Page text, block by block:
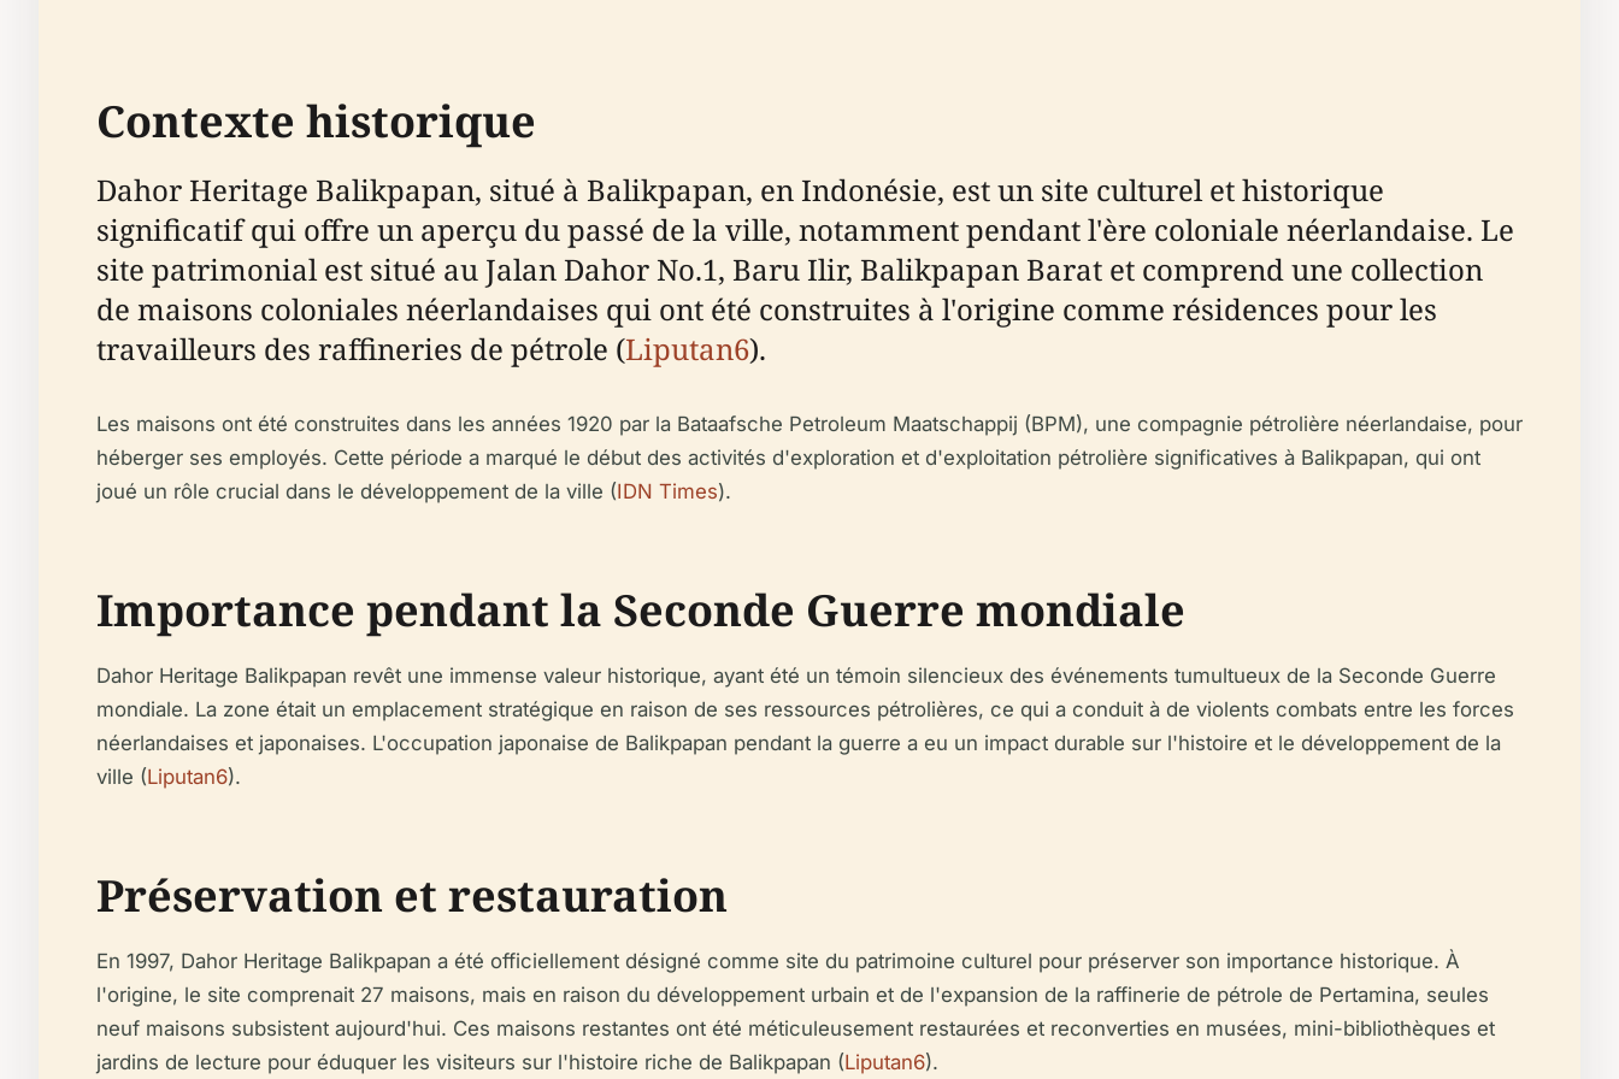
Contexte historique
Dahor Heritage Balikpapan, situé à Balikpapan, en Indonésie, est un site culturel et historique
significatif qui offre un aperçu du passé de la ville, notamment pendant l'ère coloniale néerlandaise. Le
site patrimonial est situé au Jalan Dahor No.1, Baru Ilir, Balikpapan Barat et comprend une collection
de maisons coloniales néerlandaises qui ont été construites à l'origine comme résidences pour les
travailleurs des raffineries de pétrole (Liputan6).
Les maisons ont été construites dans les années 1920 par la Bataafsche Petroleum Maatschappij (BPM), une compagnie pétrolière néerlandaise, pour
héberger ses employés. Cette période a marqué le début des activités d'exploration et d'exploitation pétrolière significatives à Balikpapan, qui ont
joué un rôle crucial dans le développement de la ville (IDN Times).
Importance pendant la Seconde Guerre mondiale
Dahor Heritage Balikpapan revêt une immense valeur historique, ayant été un témoin silencieux des événements tumultueux de la Seconde Guerre
mondiale. La zone était un emplacement stratégique en raison de ses ressources pétrolières, ce qui a conduit à de violents combats entre les forces
néerlandaises et japonaises. L'occupation japonaise de Balikpapan pendant la guerre a eu un impact durable sur l'histoire et le développement de la
ville (Liputan6).
Préservation et restauration
En 1997, Dahor Heritage Balikpapan a été officiellement désigné comme site du patrimoine culturel pour préserver son importance historique. À
l'origine, le site comprenait 27 maisons, mais en raison du développement urbain et de l'expansion de la raffinerie de pétrole de Pertamina, seules
neuf maisons subsistent aujourd'hui. Ces maisons restantes ont été méticuleusement restaurées et reconverties en musées, mini-bibliothèques et
jardins de lecture pour éduquer les visiteurs sur l'histoire riche de Balikpapan (Liputan6).